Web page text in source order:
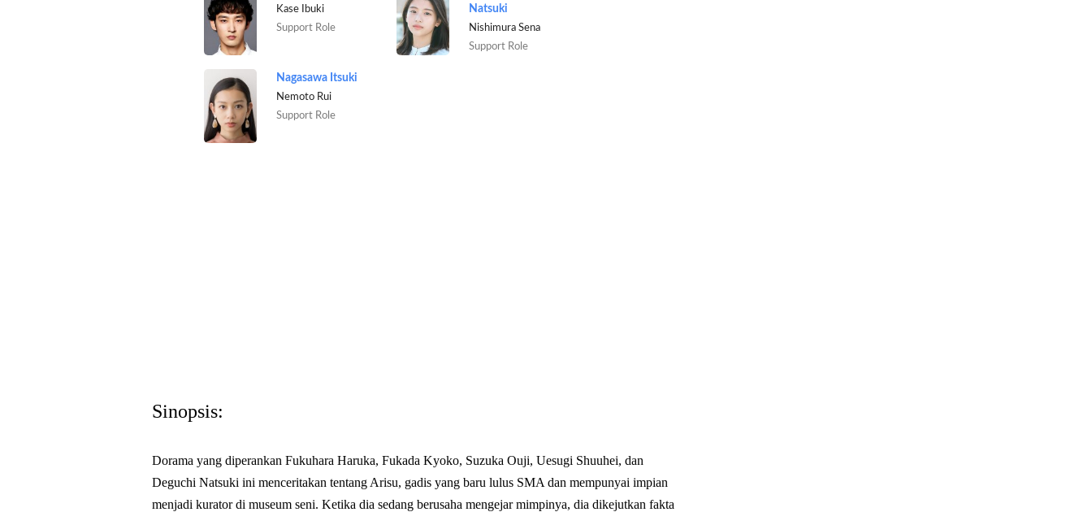
Kase Ibuki
Support Role
Natsuki
Nishimura Sena
Support Role
Nagasawa Itsuki
Nemoto Rui
Support Role
Sinopsis:
Dorama yang diperankan Fukuhara Haruka, Fukada Kyoko, Suzuka Ouji, Uesugi Shuuhei, dan
Deguchi Natsuki ini menceritakan tentang Arisu, gadis yang baru lulus SMA dan mempunyai impian
menjadi kurator di museum seni. Ketika dia sedang berusaha mengejar mimpinya, dia dikejutkan fakta